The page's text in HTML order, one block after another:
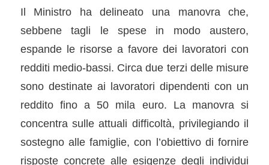
Il Ministro ha delineato una manovra che,
sebbene tagli le spese in modo austero,
espande le risorse a favore dei lavoratori con
redditi medio-bassi. Circa due terzi delle misure
sono destinate ai lavoratori dipendenti con un
reddito fino a 50 mila euro. La manovra si
concentra sulle attuali difficoltà, privilegiando il
sostegno alle famiglie, con l’obiettivo di fornire
risposte concrete alle esigenze degli individui